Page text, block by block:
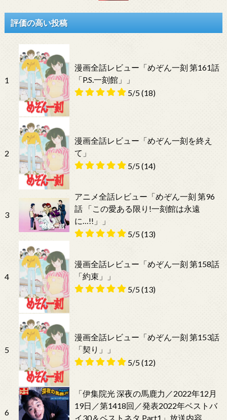
評価の高い投稿
1
漫画全話レビュー「めぞん一刻 第161話
「P.S.一刻館」」
5/5(18)
2
漫画全話レビュー「めぞん一刻を終え
て」
5/5(14)
3
アニメ全話レビュー「めぞん一刻 第96
話 「この愛ある限り!一刻館は永遠
に…!!」」
5/5(13)
4
漫画全話レビュー「めぞん一刻 第158話
「約束」」
5/5(13)
5
漫画全話レビュー「めぞん一刻 第153話
「契り」」
5/5(12)
6
「伊集院光 深夜の馬鹿力／2022年12月
19日／第1418回／発表2022年ベストバ
イ30＆ベストネタ Part1」放送内容